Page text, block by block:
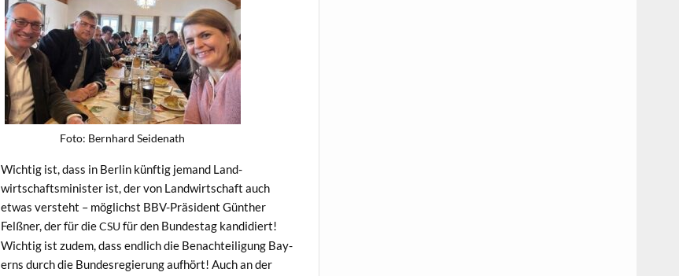
Foto: Bern­hard Seidenath
Wichtig ist, dass in Berlin kün­ftig jemand Land­
wirtschaftsmin­is­ter ist, der von Land­wirtschaft auch
etwas ver­ste­ht – möglichst BBV-Präsi­dent Gün­ther
Felßn­er, der für dieCSUfür den Bun­destag kan­di­diert!
Wichtig ist zudem, dass endlich die Benachteili­gung Bay­
erns durch die Bun­desregierung aufhört! Auch an der